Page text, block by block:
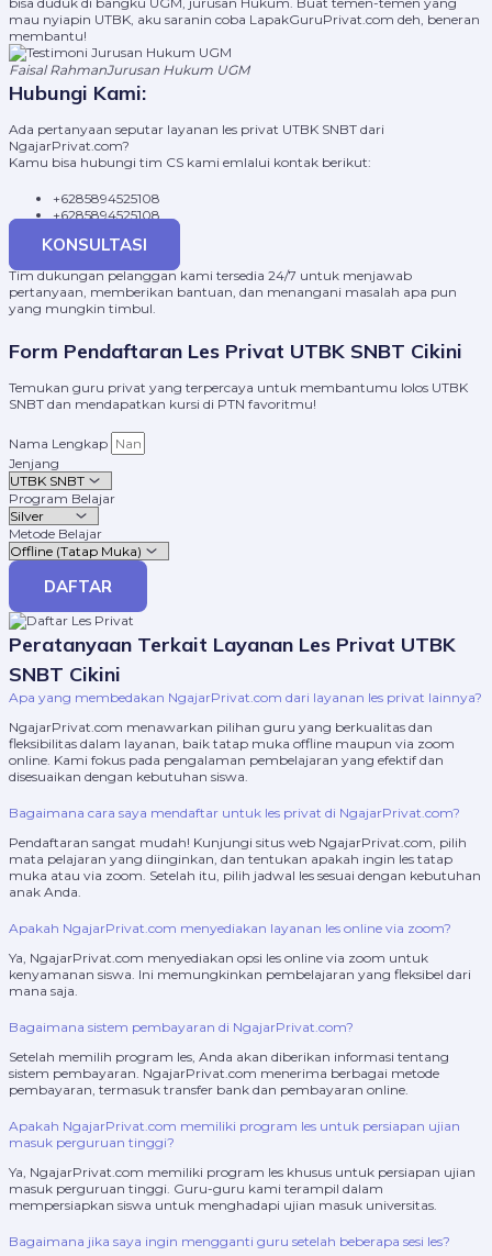
mau nyiapin UTBK, aku saranin coba LapakGuruPrivat.com deh, beneran
membantu!
Faisal RahmanJurusan Hukum UGM
Hubungi Kami:
Ada pertanyaan seputar layanan les privat UTBK SNBT dari
NgajarPrivat.com?
Kamu bisa hubungi tim CS kami emlalui kontak berikut:
+6285894525108
+6285894525108
KONSULTASI
Tim dukungan pelanggan kami tersedia 24/7 untuk menjawab
pertanyaan, memberikan bantuan, dan menangani masalah apa pun
yang mungkin timbul.
Form Pendaftaran Les Privat UTBK SNBT Cikini
Temukan guru privat yang terpercaya untuk membantumu lolos UTBK
SNBT dan mendapatkan kursi di PTN favoritmu!
Nama Lengkap
Jenjang
Program Belajar
Metode Belajar
DAFTAR
Peratanyaan Terkait Layanan Les Privat UTBK
SNBT Cikini
Apa yang membedakan NgajarPrivat.com dari layanan les privat lainnya?
NgajarPrivat.com menawarkan pilihan guru yang berkualitas dan
fleksibilitas dalam layanan, baik tatap muka offline maupun via zoom
online. Kami fokus pada pengalaman pembelajaran yang efektif dan
disesuaikan dengan kebutuhan siswa.
Bagaimana cara saya mendaftar untuk les privat di NgajarPrivat.com?
Pendaftaran sangat mudah! Kunjungi situs web NgajarPrivat.com, pilih
mata pelajaran yang diinginkan, dan tentukan apakah ingin les tatap
muka atau via zoom. Setelah itu, pilih jadwal les sesuai dengan kebutuhan
anak Anda.
Apakah NgajarPrivat.com menyediakan layanan les online via zoom?
Ya, NgajarPrivat.com menyediakan opsi les online via zoom untuk
kenyamanan siswa. Ini memungkinkan pembelajaran yang fleksibel dari
mana saja.
Bagaimana sistem pembayaran di NgajarPrivat.com?
Setelah memilih program les, Anda akan diberikan informasi tentang
sistem pembayaran. NgajarPrivat.com menerima berbagai metode
pembayaran, termasuk transfer bank dan pembayaran online.
Apakah NgajarPrivat.com memiliki program les untuk persiapan ujian
masuk perguruan tinggi?
Ya, NgajarPrivat.com memiliki program les khusus untuk persiapan ujian
masuk perguruan tinggi. Guru-guru kami terampil dalam
mempersiapkan siswa untuk menghadapi ujian masuk universitas.
Bagaimana jika saya ingin mengganti guru setelah beberapa sesi les?